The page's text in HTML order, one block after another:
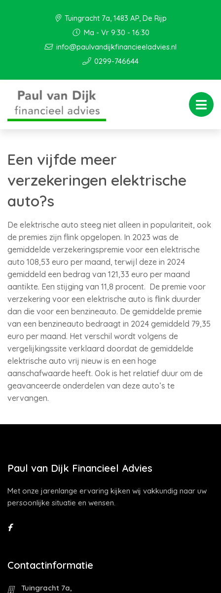
Tuingracht 7a, 1483 AP, De Rijp
Ma - Vr 9:30 - 16:30
info@paulvandijkfinancieeladvies.nl
0299-746644
Een vijfde meer
verzekeringen elektrische
auto?s
De elektrische auto steeg niet alleen in populariteit, ook
de premies zijn flink opgelopen. In 2023 was de
gemiddelde verzekeringspremie voor een elektrische
auto 108,53 euro per maand, terwijl deze in 2024
gemiddeld een bedrag van 121,33 euro per maand
aantikte. Een stijging van 11,8 procent. De premie voor
verzekering voor een elektrische auto is flink duurder
dan die voor een benzineauto. De gemiddelde premie
van een benzineauto bedraagt in 2024 gemiddeld 79,35
euro per maand. Het verschil wordt volgens de
vergelijkingssite verklaard doordat de gemiddelde
elektrische auto vrij nieuw is en een hoge
aanschafwaarde heeft. Ook is het relatief duur om de
geavanceerde onderdelen van deze auto’s te
vervangen.
Paul van Dijk Financieel Advies
Met onze jarenlange ervaring kijken wij vakkundig naar uw
persoonlijke situatie en wensen.
Contactinformatie
Tuingracht 7a,